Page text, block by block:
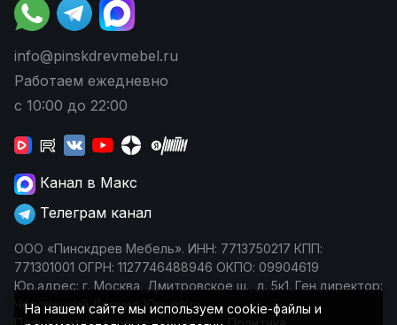
info@pinskdrevmebel.ru
Работаем ежедневно
с 10:00 до 22:00
Канал в Макс
Телеграм канал
ООО «Пинскдрев Мебель». ИНН: 7713750217 КПП:
771301001 ОГРН: 1127746488946 ОКПО: 09904619
Юр.адрес: г. Москва, Дмитровское ш., д. 5к1. Ген.директор:
Чеповецкий Леонид Юрьевич
На нашем сайте мы используем cookie-файлы и